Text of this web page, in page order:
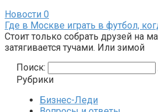
Новости 0
Где в Москве играть в футбол,
Стоит только собрать друзей на
затягивается тучами. Или зимой
Поиск:
Рубрики
Бизнес-Леди